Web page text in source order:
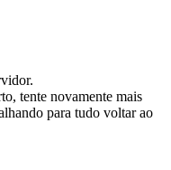
tente novamente mais
para tudo voltar ao